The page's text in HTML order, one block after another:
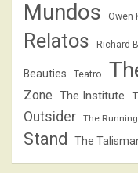
Mundos
Owen
Relatos Richard
Beauties Teatro
Zone The Institute
Outsider
The
Stand
The